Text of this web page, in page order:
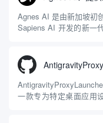
为顶级开源项目捐
Apache 软件基金会。
彻底摒...
Agnes AI 是由新加坡初
Sapiens AI 开发的新一代
限制，提供集文本、图像
频生成于一体的“全模态
型能力。平台的核心产
包括主打自动化工作
一款专为特定桌面应用